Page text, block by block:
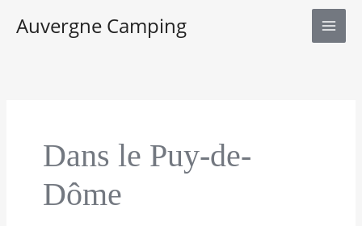
Auvergne Camping
Dans le Puy-de-
Dôme